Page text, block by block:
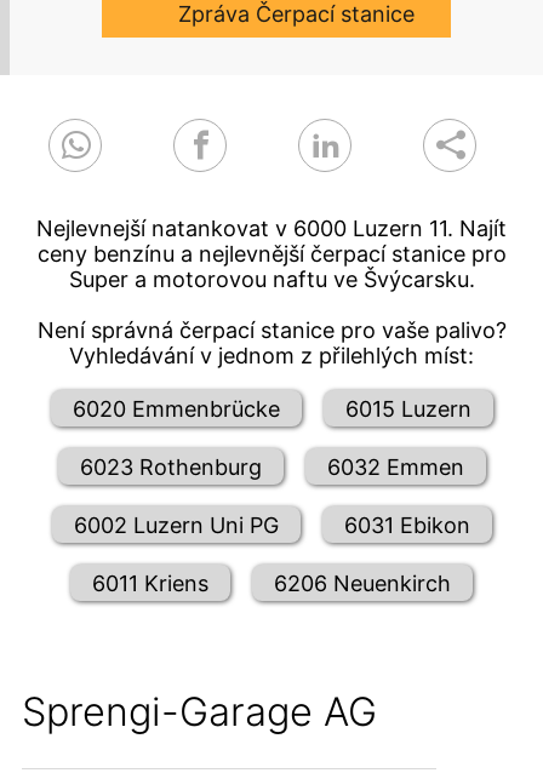
Zpráva Čerpací stanice
Nejlevnejší natankovat v 6000 Luzern 11. Najít
ceny benzínu a nejlevnější čerpací stanice pro
Super a motorovou naftu ve Švýcarsku.
Není správná čerpací stanice pro vaše palivo?
Vyhledávání v jednom z přilehlých míst:
6020 Emmenbrücke 6015 Luzern
6023 Rothenburg 6032 Emmen
6002 Luzern Uni PG 6031 Ebikon
6011 Kriens 6206 Neuenkirch
Sprengi-Garage AG